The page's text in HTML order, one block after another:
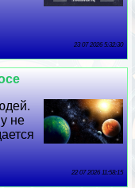
23 07 2026 5:32:30
не
22 07 2026 11:58:15